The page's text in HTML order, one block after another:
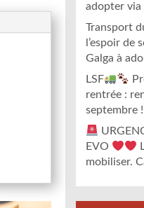
adopter via
Transport
l’espoir
Galga à
LSF
rentrée :
septembre !
EVO
mobiliser.